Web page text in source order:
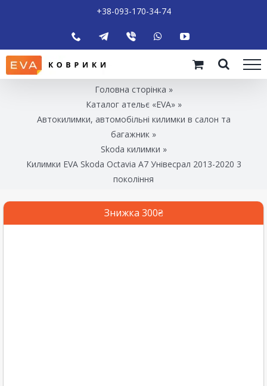
+38-093-170-34-74
Головна сторінка »
Каталог ательє «EVA»»
Автокилимки, автомобільні килимки в салон та
багажник »
Skoda килимки »
Килимки EVA Skoda Octavia A7 Унівесрал 2013-2020 3
покоління
Знижка 300₴